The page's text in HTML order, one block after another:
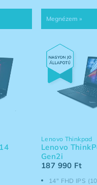
14" FHD IPS
Lenovo Thinkpad
Lenovo
Gen2i
187 990 Ft